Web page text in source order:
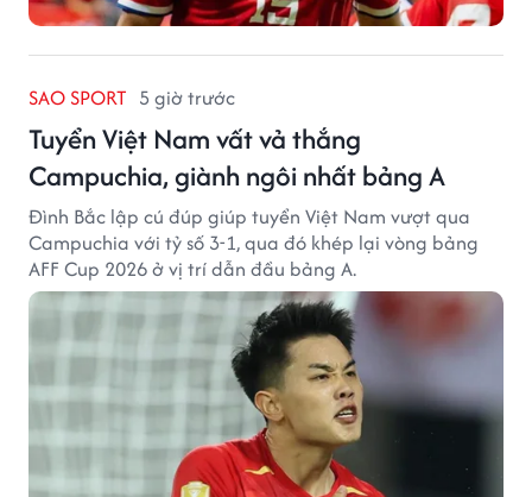
SAO SPORT 5 giờ trước
Tuyển Việt Nam vất vả thắng
Campuchia, giành ngôi nhất bảng A
Đình Bắc lập cú đúp giúp tuyển Việt Nam vượt qua
Campuchia với tỷ số 3-1, qua đó khép lại vòng bảng
AFF Cup 2026 ở vị trí dẫn đầu bảng A.